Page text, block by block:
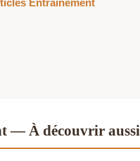
Entraînement
— À découvrir aussi